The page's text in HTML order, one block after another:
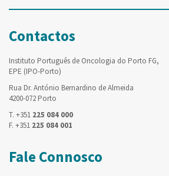
Contactos
Instituto Português de Oncologia do Porto FG,
EPE (IPO-Porto)
Rua Dr. António Bernardino de Almeida
4200-072 Porto
T. +351 225 084 000
F. +351 225 084 001
Fale Connosco